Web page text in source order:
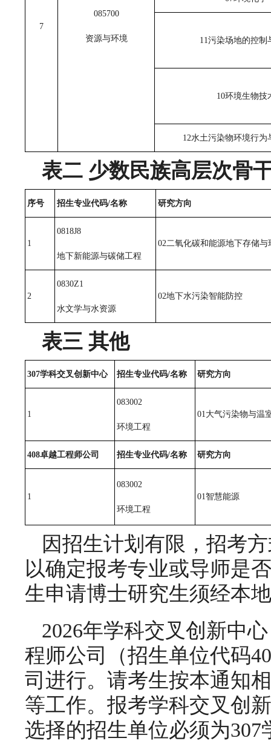
7
085700
资源与环境 11污染场地的控制
10环境生物技
12水土污染物环境行为
表二 少数民族高层次骨
序号 招生专业代码/名称 研究方向
1
0818J8
地下新能源与碳储工程
02二氧化碳和能源地下存储与
2
0830Z1
水文学与水资源
02地下水污染智能防控
表三 其他
307学科交叉创新中心 招生专业代码/名称 研究方向
1
083002
环境工程
01大气污染物与温
408卓越工程师公司 招生专业代码/名称 研究方向
1
083002
环境工程
01智慧能源
因招生计划有限，招考
以确定报考专业或导师是
生申请博士研究生须经本
2026年学科交叉创新中
程师公司（招生单位代码
司进行。请考生按本通知
等工作。报考学科交叉创
选择的招生单位必须为